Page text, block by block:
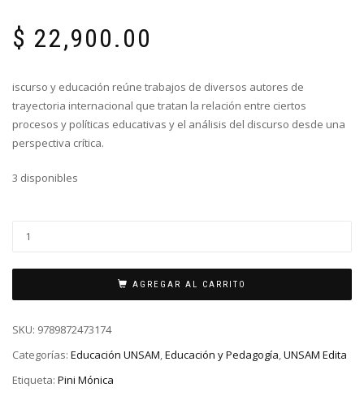
$ 22,900.00
iscurso y educación reúne trabajos de diversos autores de
trayectoria internacional que tratan la relación entre ciertos
procesos y políticas educativas y el análisis del discurso desde una
perspectiva crítica.
3 disponibles
AGREGAR AL CARRITO
SKU: 9789872473174
Categorías: Educación UNSAM,Educación y Pedagogía,UNSAM Edita
Etiqueta: Pini Mónica